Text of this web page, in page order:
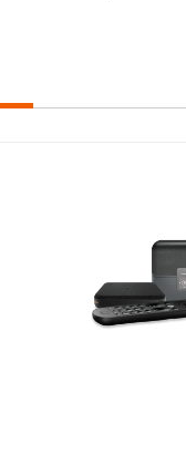
12 mois puis 42,99 €